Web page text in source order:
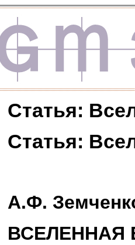
Статья:
Статья:
А.Ф.
ВСЕЛЕННАЯ